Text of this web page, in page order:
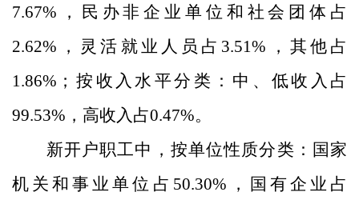
7.67% ，民办非企业单位和社会团体占
2.62% ，灵活就业人员占 3.51% ， 其他占
1.86% ； 按收入水平分类： 中、低收入占
99.53% ，高收入占0.47%。
新开户职工中， 按单位性质分类： 国家
机关和事业单位占 50.30% ，国有企业占